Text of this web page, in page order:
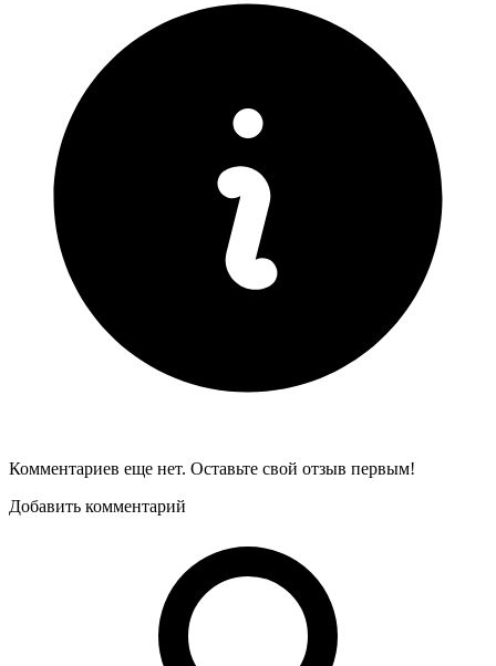
Комментариев еще нет. Оставьте свой отзыв первым!
Добавить комментарий